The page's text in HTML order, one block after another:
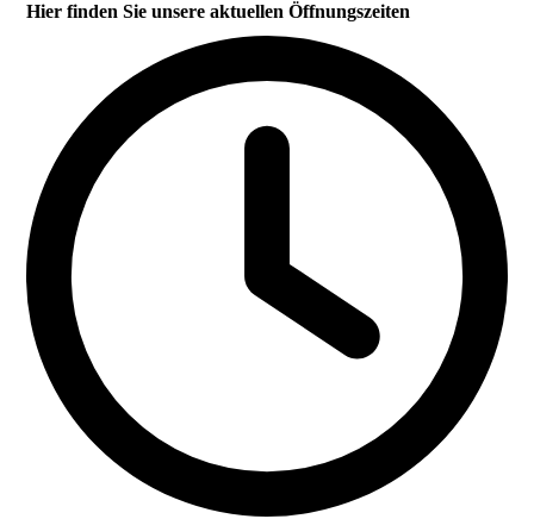
Hier finden Sie unsere aktuellen Öffnungszeiten